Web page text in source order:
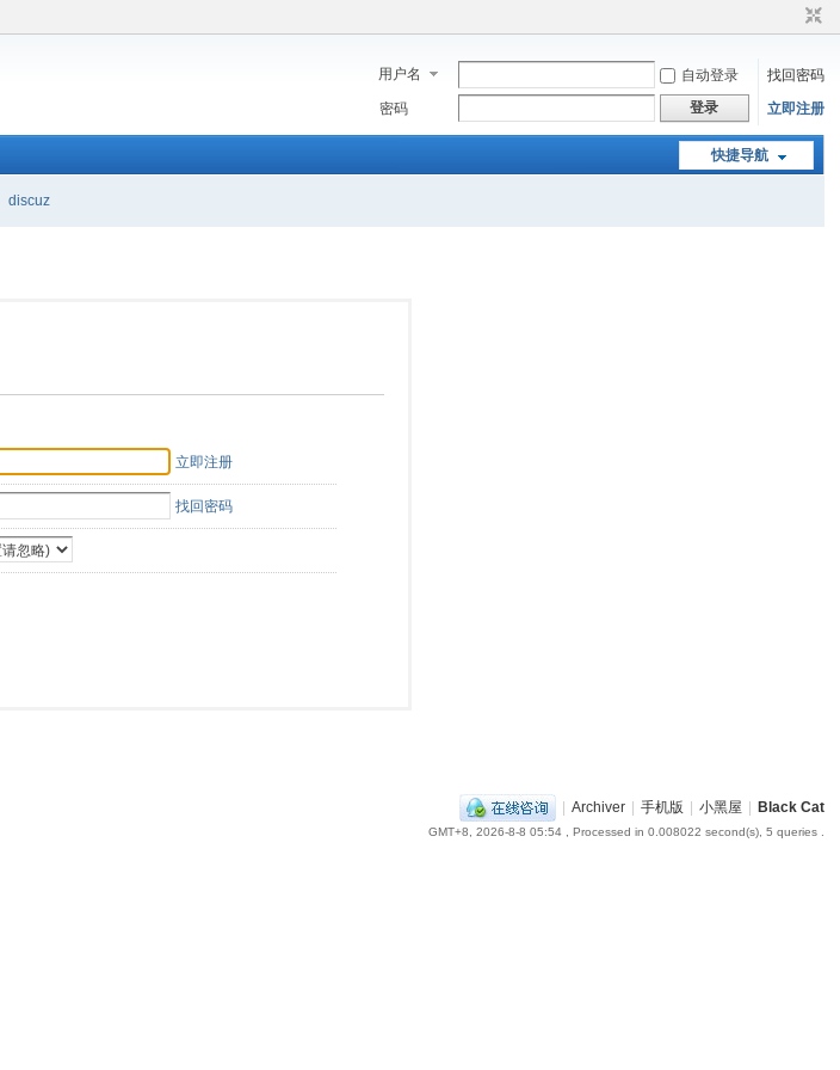
用户名 自动登录
找回密码
密码
登录 立即注册
快捷导航
discuz
立即注册
找回密码
| Archiver | 手机版 | 小黑屋 | Black Cat
GMT+8, 2026-8-8 05:54, Processed in 0.008022 second(s), 5 queries .